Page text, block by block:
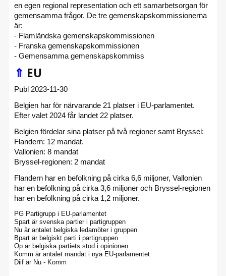
en egen regional representation och ett samarbetsorgan för
gemensamma frågor. De tre gemenskapskommissionerna
är:
- Flamländska gemenskapskommissionen
- Franska gemenskapskommissionen
- Gemensamma gemenskapskommiss
⇑ EU
Publ 2023-11-30
Belgien har för närvarande 21 platser i EU-parlamentet.
Efter valet 2024 får landet 22 platser.
Belgien fördelar sina platser på två regioner samt Bryssel:
Flandern: 12 mandat.
Vallonien: 8 mandat
Bryssel-regionen: 2 mandat
Flandern har en befolkning på cirka 6,6 miljoner, Vallonien
har en befolkning på cirka 3,6 miljoner och Bryssel-regionen
har en befolkning på cirka 1,2 miljoner.
PG Partigrupp i EU-parlamentet
Spart är svenska partier i partigruppen
Nu är antalet belgiska ledamöter i gruppen
Bpart är belgiskt parti i partigruppen
Op är belgiska partiets stöd i opinionen
Komm är antalet mandat i nya EU-parlamentet
Diif är Nu - Komm